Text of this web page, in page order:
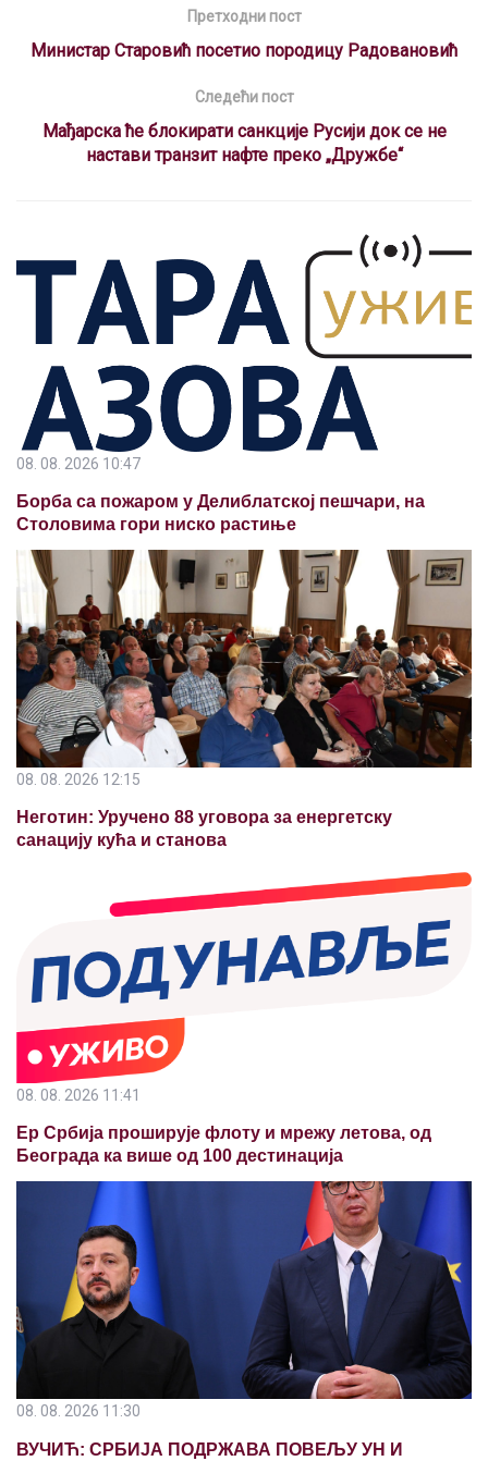
o
k
s
A
p
p
gr
a
m
d
n
t
Претходни пост
Министар Старовић посетио породицу Радовановић
Следећи пост
Мађарска ће блокирати санкције Русији док се не
настави транзит нафте преко „Дружбе“
08. 08. 2026 10:47
Борба са пожаром у Делиблатској пешчари, на
Столовима гори ниско растиње
08. 08. 2026 12:15
Неготин: Уручено 88 уговора за енергетску
санацију кућа и станова
08. 08. 2026 11:41
Ер Србија проширује флоту и мрежу летова, од
Београда ка више од 100 дестинација
08. 08. 2026 11:30
ВУЧИЋ: СРБИЈА ПОДРЖАВА ПОВЕЉУ УН И